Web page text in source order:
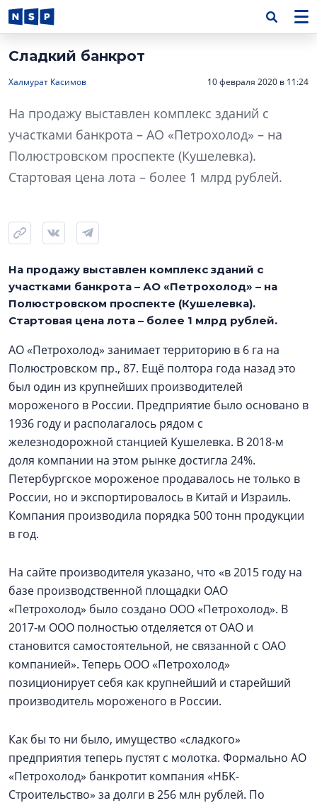
Сладкий банкрот
Халмурат Касимов 10 февраля 2020 в 11:24
На продажу выставлен комплекс зданий с
участками банкрота – АО «Петрохолод» – на
Полюстровском проспекте (Кушелевка).
Стартовая цена лота – более 1 млрд рублей.
На продажу выставлен комплекс зданий с
участками банкрота – АО «Петрохолод» – на
Полюстровском проспекте (Кушелевка).
Стартовая цена лота – более 1 млрд рублей.
АО «Петрохолод» занимает территорию в 6 га на
Полюстровском пр., 87. Ещё полтора года назад это
был один из крупнейших производителей
мороженого в России. Предприятие было основано в
1936 году и располагалось рядом с
железнодорожной станцией Кушелевка. В 2018-м
доля компании на этом рынке достигла 24%.
Петербургское мороженое продавалось не только в
России, но и экспортировалось в Китай и Израиль.
Компания производила порядка 500 тонн продукции
в год.
На сайте производителя указано, что «в 2015 году на
базе производственной площадки ОАО
«Петрохолод» было создано ООО «Петрохолод». В
2017-м ООО полностью отделяется от ОАО и
становится самостоятельной, не связанной с ОАО
компанией». Теперь ООО «Петрохолод»
позиционирует себя как крупнейший и старейший
производитель мороженого в России.
Как бы то ни было, имущество «сладкого»
предприятия теперь пустят с молотка. Формально АО
«Петрохолод» банкротит компания «НБК-
Строительство» за долги в 256 млн рублей. По